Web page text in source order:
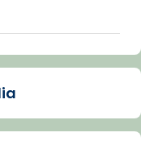
Fa gairebé
la